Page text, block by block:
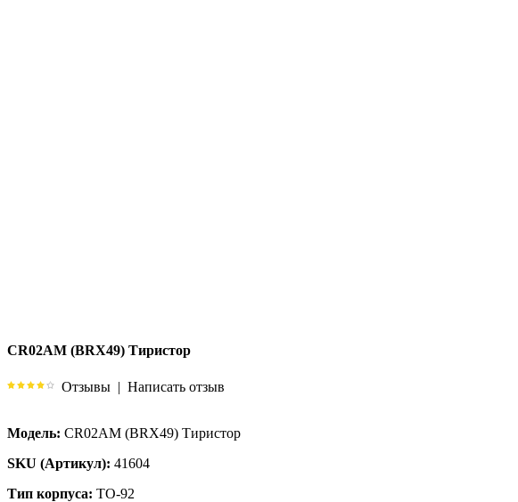
CR02AM (BRX49) Тиристор
Отзывы | Написать отзыв
Модель: CR02AM (BRX49) Тиристор
SKU (Артикул): 41604
Тип корпуса: TO-92